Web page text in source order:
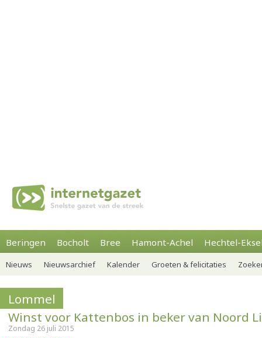
Beringen Bocholt Bree Hamont-Achel Hechtel-
Nieuws Nieuwsarchief Kalender Groeten & felicitaties
Lommel
Winst voor Kattenbos in beker van Noord
Zondag 26 juli 2015